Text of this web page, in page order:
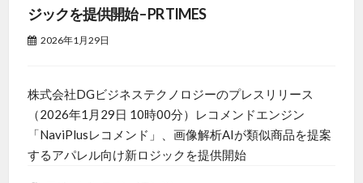
ジックを提供開始 – PR TIMES
2026年1月29日
株式会社DGビジネステクノロジーのプレスリリース
（2026年1月29日 10時00分）レコメンドエンジン
「NaviPlusレコメンド」、画像解析AIが類似商品を提案
するアパレル向け新ロジックを提供開始